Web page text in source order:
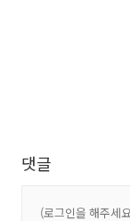
댓글